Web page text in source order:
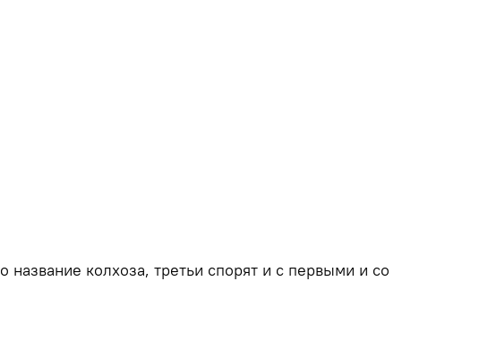
колхоза, третьи спорят и с первыми и со